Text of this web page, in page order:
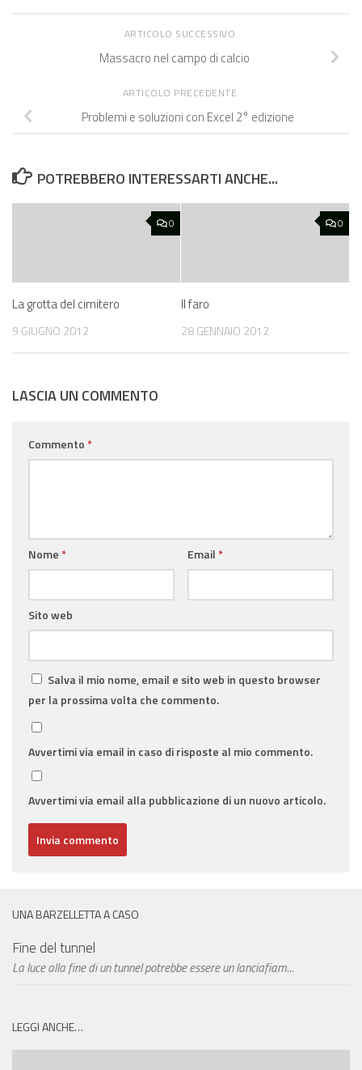
ARTICOLO SUCCESSIVO
Massacro nel campo di calcio
ARTICOLO PRECEDENTE
Problemi e soluzioni con Excel 2° edizione
POTREBBERO INTERESSARTI ANCHE...
0
La grotta del cimitero
9 GIUGNO 2012
0
Il faro
28 GENNAIO 2012
LASCIA UN COMMENTO
Commento *
Nome * Email *
Sito web
Salva il mio nome, email e sito web in questo browser
per la prossima volta che commento.
Avvertimi via email in caso di risposte al mio commento.
Avvertimi via email alla pubblicazione di un nuovo articolo.
UNA BARZELLETTA A CASO
Fine del tunnel
La luce alla fine di un tunnel potrebbe essere un lanciafiam...
LEGGI ANCHE…